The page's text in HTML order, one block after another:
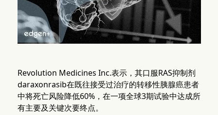
Revolution Medicines Inc.表示，其口服RAS抑制剂
daraxonrasib在既往接受过治疗的转移性胰腺癌患者
中将死亡风险降低60%，在一项全球3期试验中达成所
有主要及关键次要终点。